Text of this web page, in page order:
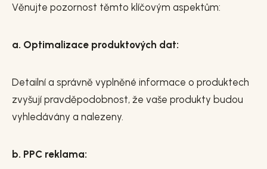
Věnujte pozornost těmto klíčovým aspektům:
a. Optimalizace produktových dat:
Detailní a správně vyplněné informace o produktech
zvyšují pravděpodobnost, že vaše produkty budou
vyhledávány a nalezeny.
b. PPC reklama: